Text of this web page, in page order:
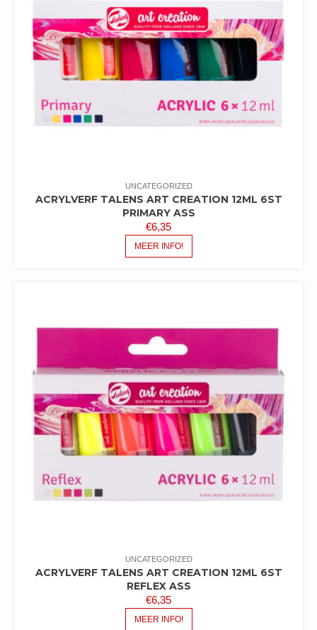
UNCATEGORIZED
ACRYLVERF TALENS ART CREATION 12ML 6ST
PRIMARY ASS
€6,35
MEER INFO!
UNCATEGORIZED
ACRYLVERF TALENS ART CREATION 12ML 6ST
REFLEX ASS
€6,35
MEER INFO!